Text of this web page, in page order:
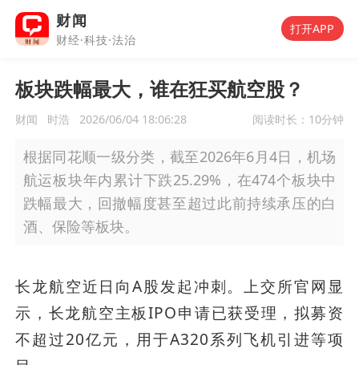
财闻
财经·科技·法治
打开APP
板块跌幅最大，谁在狂买航空股？
财闻 时浩 2026/06/04 18:06:28 阅读时长： 10分钟
根据同花顺一级分类，截至2026年6月4日，机场
航运板块年内累计下跌25.29%，在474个板块中
跌幅最大，回撤幅度甚至超过此前持续承压的白
酒、保险等板块。
长龙航空近日向A股发起冲刺。上交所官网显
示，长龙航空主板IPO申请已获受理，拟募资
不超过20亿元，用于A320系列飞机引进等项